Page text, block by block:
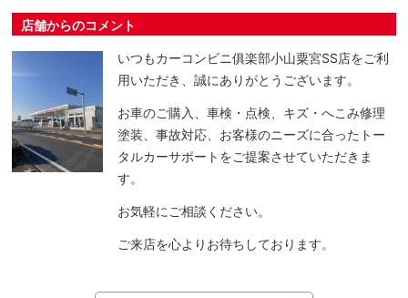
店舗からのコメント
いつもカーコンビニ俱楽部小山粟宮SS店をご利
用いただき、誠にありがとうございます。
お車のご購入、車検・点検、キズ・へこみ修理
塗装、事故対応、お客様のニーズに合ったトー
タルカーサポートをご提案させていただきま
す。
お気軽にご相談ください。
ご来店を心よりお待ちしております。